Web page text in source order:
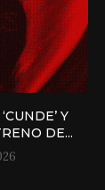
Y
DE...